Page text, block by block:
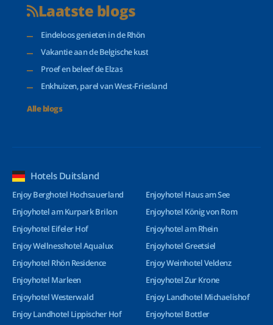
Laatste blogs
Eindeloos genieten in de Rhön
Vakantie aan de Belgische kust
Proef en beleef de Elzas
Enkhuizen, parel van West-Friesland
Alle blogs
Hotels Duitsland
Enjoy Berghotel Hochsauerland
Enjoyhotel am Kurpark Brilon
Enjoyhotel Eifeler Hof
Enjoy Wellnesshotel Aqualux
Enjoyhotel Rhön Residence
Enjoyhotel Marleen
Enjoyhotel Westerwald
Enjoy Landhotel Lippischer Hof
Enjoyhotel Haus am See
Enjoyhotel König von Rom
Enjoyhotel am Rhein
Enjoyhotel Greetsiel
Enjoy Weinhotel Veldenz
Enjoyhotel Zur Krone
Enjoy Landhotel Michaelishof
Enjoyhotel Bottler